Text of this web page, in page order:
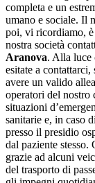
completa e un
umano e sociale. Il
poi, vi ricordiamo, è
nostra società
Aranova. Alla luce
esitate a
avere un valido
operatori del nostro
situazioni
sanitarie e, in caso
presso il presidio
dal paziente stesso.
grazie ad alcuni
del trasporto di